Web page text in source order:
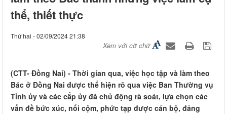
thể, thiết thực
Thứ hai - 02/09/2024 21:38
Xem với cỡ chữ
(CTT- Đồng Nai) - Thời gian qua, việc học tập và làm theo
Bác ở Đồng Nai được thể hiện rõ qua việc Ban Thường vụ
Tỉnh ủy và các cấp ủy đã chủ động rà soát, lựa chọn các
vấn đề bức xúc, nổi cộm, phức tạp được cán bộ, đảng